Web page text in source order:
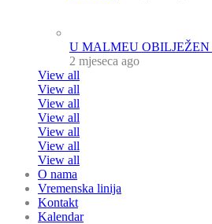
U MALMEU
2 mjeseca ago
View all
View all
View all
View all
View all
View all
View all
O nama
Vremenska linija
Kontakt
Kalendar